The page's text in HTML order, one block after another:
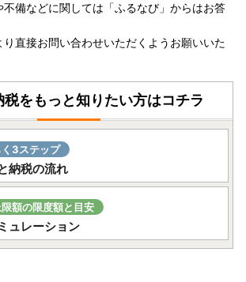
を当市にて確認後、順次、取扱事業者（配
を行います。
、配送を承ることができかねる地域がござ
礼品ページにてご確認ください。
お届けまでの期間は返礼品により異なりま
ページにてご確認ください。
忙期やGW等の長期休暇の際は返礼品ペー
イミングや返礼品により、配送日指定のご
も承れない場合がございます。
には、配送形態などにより、お電話やメー
認がないまま返送となってしまう可能性も
し込み前に必ずお間違いがないか確認をお
再送は承ることができません。
備などに関しては「ふるなび」からはお答
直接お問い合わせいただくようお願いいた
税をもっと知りたい方はコチラ
く3ステップ
納税の流れ
額の限度額と目安
ュレーション